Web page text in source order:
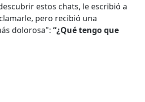
estos chats, le escribió a
pero recibió una
dolorosa":“¿Qué tengo que